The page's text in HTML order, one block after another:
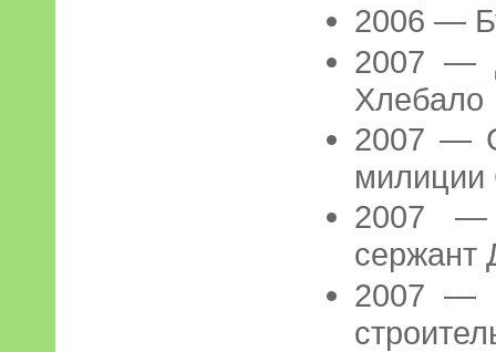
2006 —
2007 —
Хлебало
2007 —
2007 —
2007 —